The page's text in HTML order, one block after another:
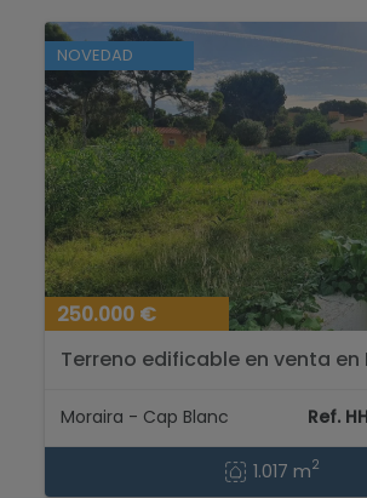
NOVEDAD
250.000 €
Terreno edificable en venta en
Moraira - Cap Blanc Ref.
1.017 m2